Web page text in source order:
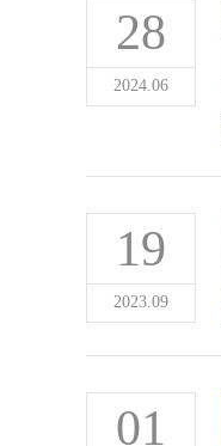
28
2024.06
19
2023.09
01